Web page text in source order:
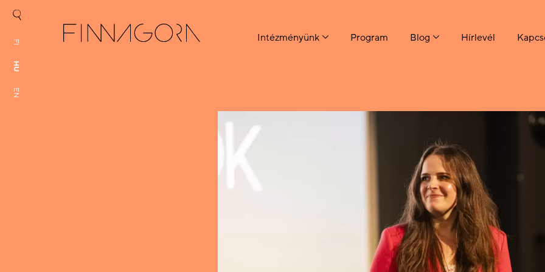
FI
HU
EN
Intézményünk Program Blog Hírlevél